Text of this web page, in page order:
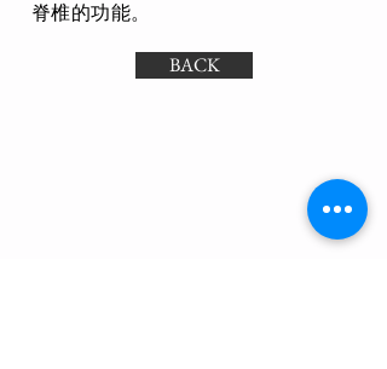
脊椎的功能。
BACK